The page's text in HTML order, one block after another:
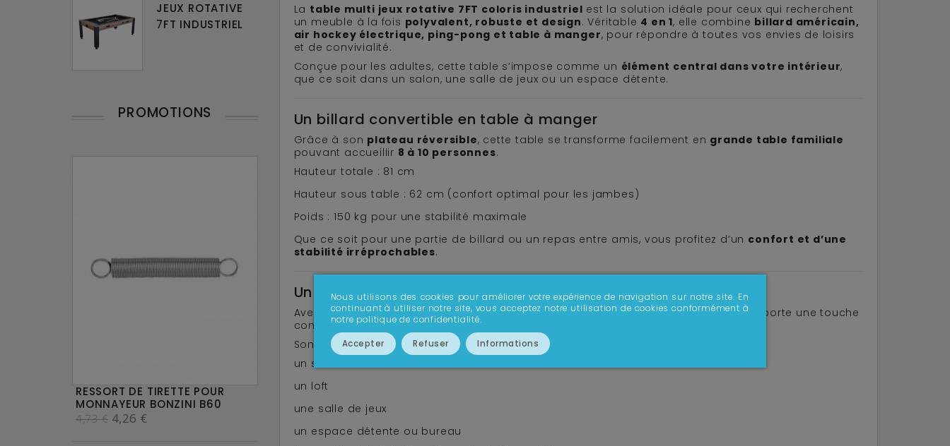
Nous utilisons des cookies pour améliorer votre expérience de navigation sur notre site. En
continuant à utiliser notre site, vous acceptez notre utilisation de cookies conformément à
notre politique de confidentialité.
Accepter Refuser Informations
JEUX ROTATIVE
7FT INDUSTRIEL
PROMOTIONS
RESSORT DE TIRETTE POUR
MONNAYEUR BONZINI B60
4,73 € 4,26 €
La table multi jeux rotative 7FT coloris industriel est la solution idéale pour ceux qui recherchent
un meuble à la fois polyvalent, robuste et design. Véritable 4 en 1, elle combine billard américain,
air hockey électrique, ping-pong et table à manger, pour répondre à toutes vos envies de loisirs
et de convivialité.
Conçue pour les adultes, cette table s’impose comme un élément central dans votre intérieur,
que ce soit dans un salon, une salle de jeux ou un espace détente.
Un billard convertible en table à manger
Grâce à son plateau réversible, cette table se transforme facilement en grande table familiale
pouvant accueillir 8 à 10 personnes.
Hauteur totale : 81 cm
Hauteur sous table : 62 cm (confort optimal pour les jambes)
Poids : 150 kg pour une stabilité maximale
Que ce soit pour une partie de billard ou un repas entre amis, vous profitez d’un confort et d’une
stabilité irréprochables.
Un design industriel moderne et élégant
Avec soncoloris industriel mêlant bois clair et effet chêne veiné, cette table apporte une touche
contemporaine à votre intérieur.
Son style s’intègre parfaitement dans :
un salon moderne
un loft
une salle de jeux
un espace détente ou bureau